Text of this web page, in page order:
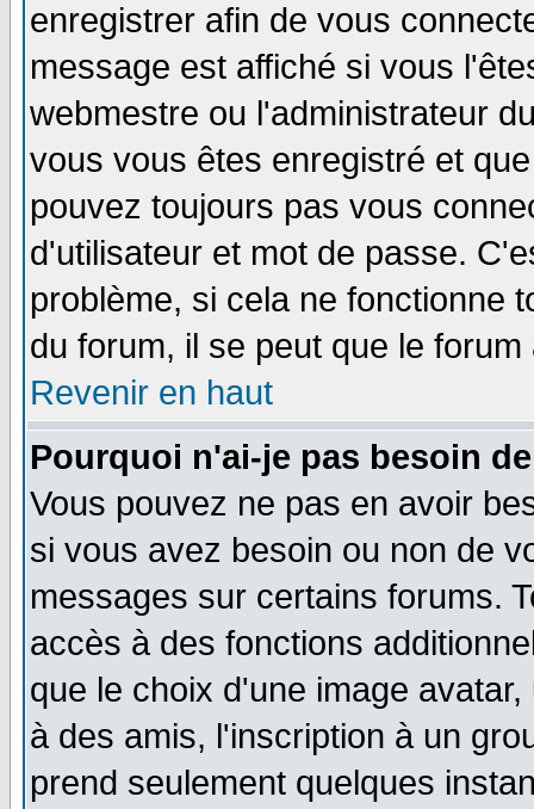
enregistrer afin de vous
message est affiché si vous
webmestre ou l'administrateur
vous vous êtes enregistré et
pouvez toujours pas vous
d'utilisateur et mot de passe.
problème, si cela ne fonctionne
du forum, il se peut que le
Revenir en haut
Pourquoi n'ai-je pas besoin
Vous pouvez ne pas en avoir
si vous avez besoin ou non de
messages sur certains forums.
accès à des fonctions
que le choix d'une image
à des amis, l'inscription à un
prend seulement quelques